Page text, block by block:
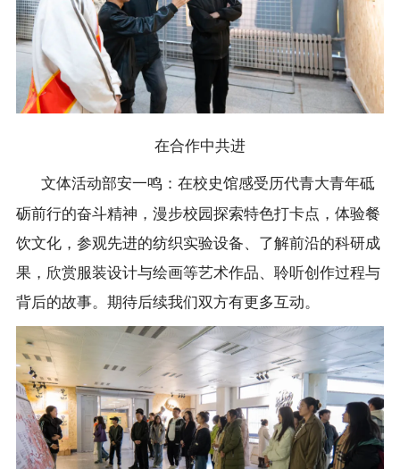
在合作中共进
文体活动部安一鸣：在校史馆感受历代青大青年砥
砺前行的奋斗精神，漫步校园探索特色打卡点，体验餐
饮文化，参观先进的纺织实验设备、了解前沿的科研成
果，欣赏服装设计与绘画等艺术作品、聆听创作过程与
背后的故事。期待后续我们双方有更多互动。